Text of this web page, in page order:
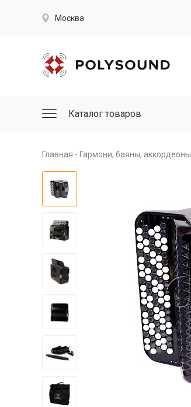
Москва
Каталог товаров
Главная Гармони, баяны, аккордеоны